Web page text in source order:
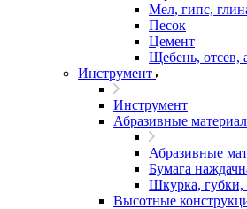
Мел, гипс,
Песок
Цемент
Щебень, отсев,
Инструмент
Инструмент
Абразивные
Абразивные
Бумага
Шкурка,
Высотные